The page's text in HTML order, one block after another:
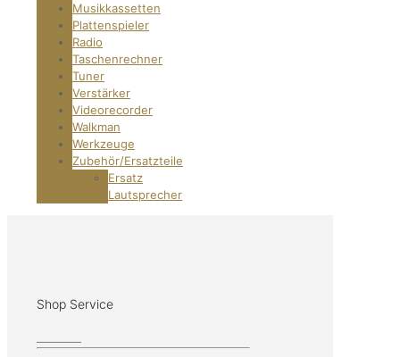
Musikkassetten
Plattenspieler
Radio
Taschenrechner
Tuner
Verstärker
Videorecorder
Walkman
Werkzeuge
Zubehör/Ersatzteile
Ersatz
Lautsprecher
Shop Service